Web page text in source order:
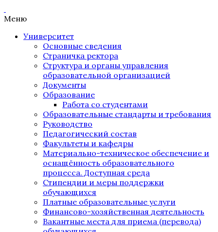
Меню
Университет
Основные сведения
Страничка ректора
Структура и органы управления
образовательной организацией
Документы
Образование
Работа со студентами
Образовательные стандарты и требования
Руководство
Педагогический состав
Факультеты и кафедры
Материально-техническое обеспечение и
оснащённость образовательного
процесса. Доступная среда
Стипендии и меры поддержки
обучающихся
Платные образовательные услуги
Финансово-хозяйственная деятельность
Вакантные места для приема (перевода)